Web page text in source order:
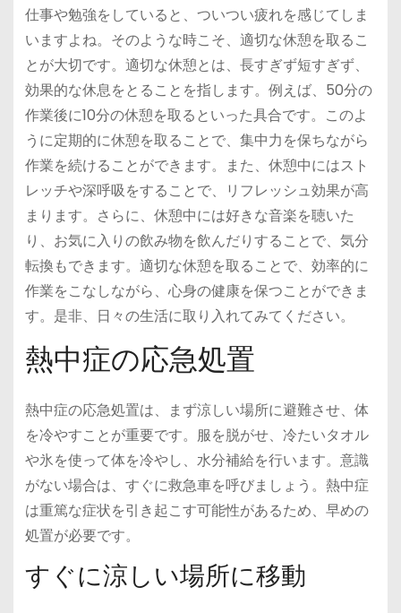
仕事や勉強をしていると、ついつい疲れを感じてしま
いますよね。そのような時こそ、適切な休憩を取るこ
とが大切です。適切な休憩とは、長すぎず短すぎず、
効果的な休息をとることを指します。例えば、50分の
作業後に10分の休憩を取るといった具合です。このよ
うに定期的に休憩を取ることで、集中力を保ちながら
作業を続けることができます。また、休憩中にはスト
レッチや深呼吸をすることで、リフレッシュ効果が高
まります。さらに、休憩中には好きな音楽を聴いた
り、お気に入りの飲み物を飲んだりすることで、気分
転換もできます。適切な休憩を取ることで、効率的に
作業をこなしながら、心身の健康を保つことができま
す。是非、日々の生活に取り入れてみてください。
熱中症の応急処置
熱中症の応急処置は、まず涼しい場所に避難させ、体
を冷やすことが重要です。服を脱がせ、冷たいタオル
や氷を使って体を冷やし、水分補給を行います。意識
がない場合は、すぐに救急車を呼びましょう。熱中症
は重篤な症状を引き起こす可能性があるため、早めの
処置が必要です。
すぐに涼しい場所に移動